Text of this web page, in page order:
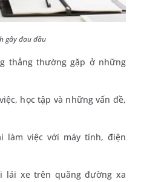
gây đau đầu
thẳng thường gặp ở những
học tập và những vấn đề,
làm việc với máy tính, điện
lái xe trên quãng đường xa